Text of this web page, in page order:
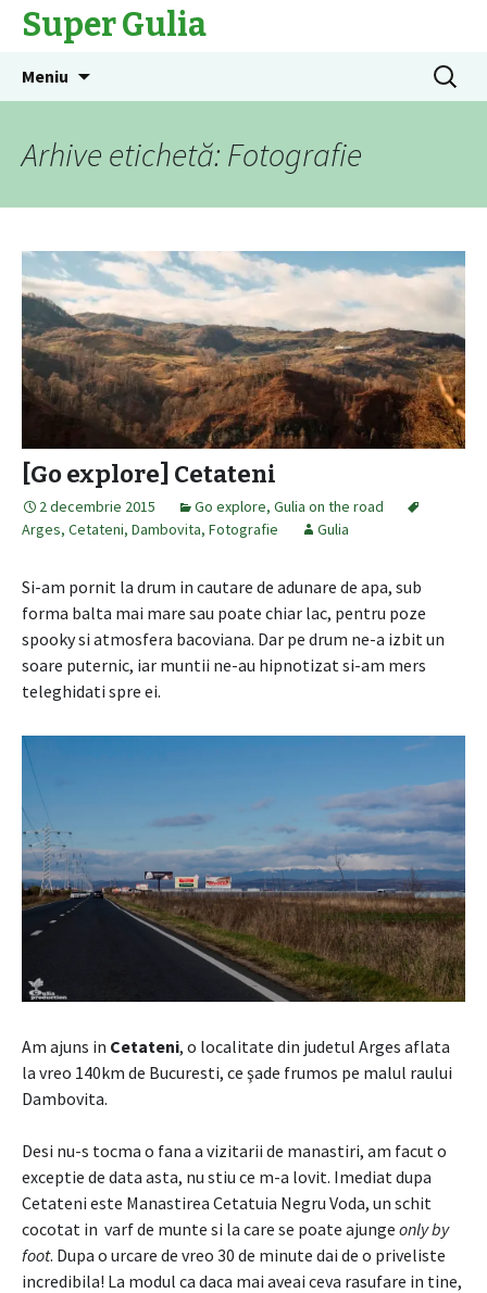
Super Gulia
Meniu
Caută
după:
Arhive etichetă: Fotografie
[Go explore] Cetateni
2 decembrie 2015 Go explore, Gulia on the road
Arges, Cetateni, Dambovita, Fotografie Gulia
Si-am pornit la drum in cautare de adunare de apa, sub
forma balta mai mare sau poate chiar lac, pentru poze
spooky si atmosfera bacoviana. Dar pe drum ne-a izbit un
soare puternic, iar muntii ne-au hipnotizat si-am mers
teleghidati spre ei.
Am ajuns in Cetateni, o localitate din judetul Arges aflata
la vreo 140km de Bucuresti, ce şade frumos pe malul raului
Dambovita.
Desi nu-s tocma o fana a vizitarii de manastiri, am facut o
exceptie de data asta, nu stiu ce m-a lovit. Imediat dupa
Cetateni este Manastirea Cetatuia Negru Voda, un schit
cocotat in varf de munte si la care se poate ajunge only by
foot. Dupa o urcare de vreo 30 de minute dai de o priveliste
incredibila! La modul ca daca mai aveai ceva rasufare in tine,